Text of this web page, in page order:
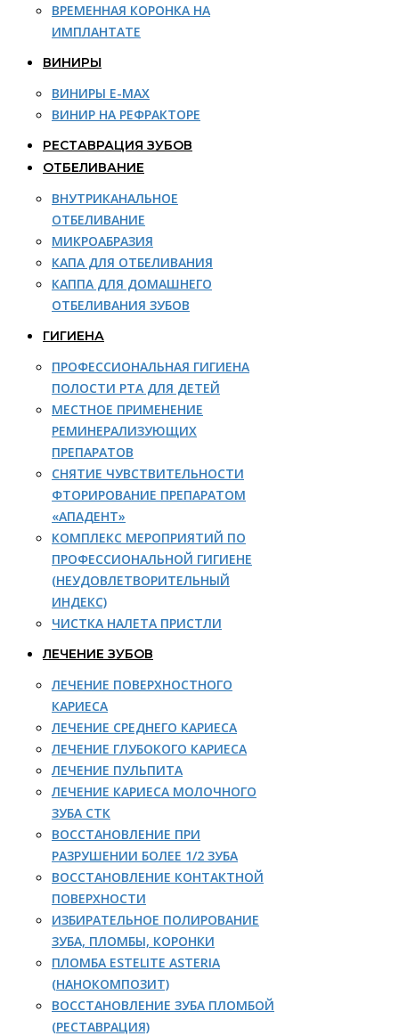
ВРЕМЕННАЯ КОРОНКА НА
ИМПЛАНТАТЕ
ВИНИРЫ
ВИНИРЫ E-MAX
ВИНИР НА РЕФРАКТОРЕ
РЕСТАВРАЦИЯ ЗУБОВ
ОТБЕЛИВАНИЕ
ВНУТРИКАНАЛЬНОЕ
ОТБЕЛИВАНИЕ
МИКРОАБРАЗИЯ
КАПА ДЛЯ ОТБЕЛИВАНИЯ
КАППА ДЛЯ ДОМАШНЕГО
ОТБЕЛИВАНИЯ ЗУБОВ
ГИГИЕНА
ПРОФЕССИОНАЛЬНАЯ ГИГИЕНА
ПОЛОСТИ РТА ДЛЯ ДЕТЕЙ
МЕСТНОЕ ПРИМЕНЕНИЕ
РЕМИНЕРАЛИЗУЮЩИХ
ПРЕПАРАТОВ
СНЯТИЕ ЧУВСТВИТЕЛЬНОСТИ
ФТОРИРОВАНИЕ ПРЕПАРАТОМ
«АПАДЕНТ»
КОМПЛЕКС МЕРОПРИЯТИЙ ПО
ПРОФЕССИОНАЛЬНОЙ ГИГИЕНЕ
(НЕУДОВЛЕТВОРИТЕЛЬНЫЙ
ИНДЕКС)
ЧИСТКА НАЛЕТА ПРИСТЛИ
ЛЕЧЕНИЕ ЗУБОВ
ЛЕЧЕНИЕ ПОВЕРХНОСТНОГО
КАРИЕСА
ЛЕЧЕНИЕ СРЕДНЕГО КАРИЕСА
ЛЕЧЕНИЕ ГЛУБОКОГО КАРИЕСА
ЛЕЧЕНИЕ ПУЛЬПИТА
ЛЕЧЕНИЕ КАРИЕСА МОЛОЧНОГО
ЗУБА СТК
ВОССТАНОВЛЕНИЕ ПРИ
РАЗРУШЕНИИ БОЛЕЕ 1/2 ЗУБА
ВОССТАНОВЛЕНИЕ КОНТАКТНОЙ
ПОВЕРХНОСТИ
ИЗБИРАТЕЛЬНОЕ ПОЛИРОВАНИЕ
ЗУБА, ПЛОМБЫ, КОРОНКИ
ПЛОМБА ESTELITE ASTERIA
(НАНОКОМПОЗИТ)
ВОССТАНОВЛЕНИЕ ЗУБА ПЛОМБОЙ
(РЕСТАВРАЦИЯ)